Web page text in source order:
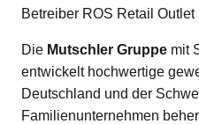
Betreiber ROS Retail
Die Mutschler Gruppe mit
entwickelt hochwertige
Deutschland und der
Familienunternehmen